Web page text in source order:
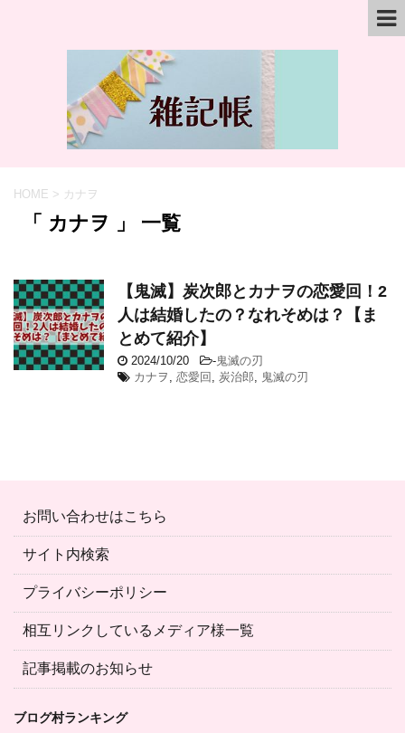
HOME > カナヲ
「 カナヲ 」 一覧
【鬼滅】炭次郎とカナヲの恋愛回！2
人は結婚したの？なれそめは？【ま
とめて紹介】
2024/10/20 -鬼滅の刃
カナヲ , 恋愛回 , 炭治郎, 鬼滅の刃
お問い合わせはこちら
サイト内検索
プライバシーポリシー
相互リンクしているメディア様一覧
記事掲載のお知らせ
ブログ村ランキング